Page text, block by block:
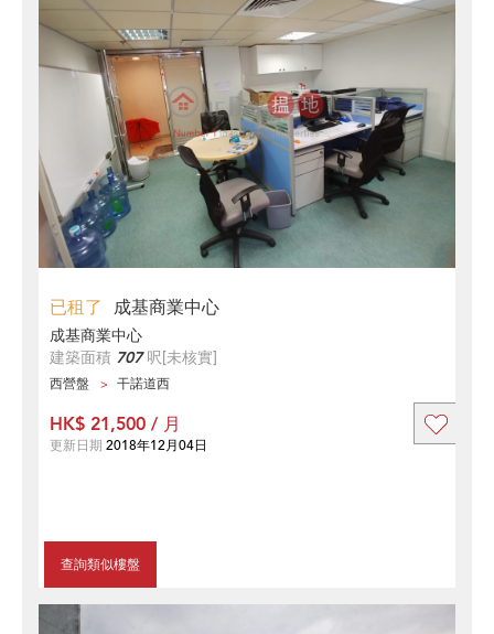
已租了 成基商業中心
成基商業中心
建築面積 707呎[未核實]
西營盤 干諾道西
查詢類似樓盤
HK$ 21,500 / 月
更新日期 2018年12月04日